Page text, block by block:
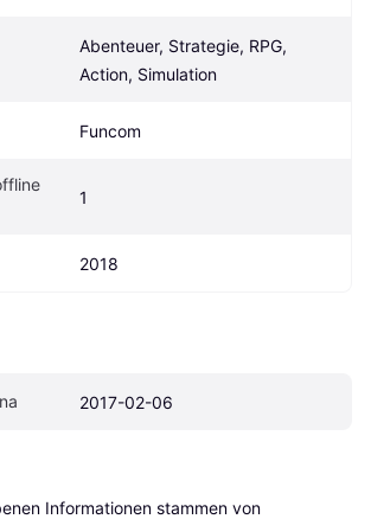
Abenteuer, Strategie, RPG,
Action, Simulation
Funcom
1
2018
2017-02-06
Informationen stammen von